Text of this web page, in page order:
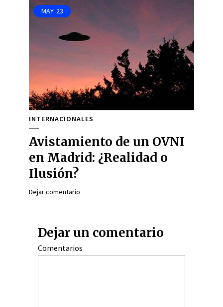
MAY 23
INTERNACIONALES
Avistamiento de un OVNI
en Madrid: ¿Realidad o
Ilusión?
Dejar comentario
Dejar un comentario
Comentarios